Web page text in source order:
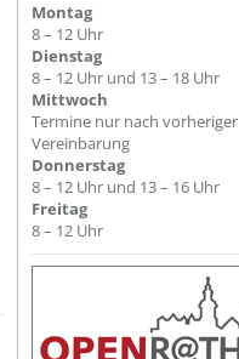
Montag
8 – 12 Uhr
Dienstag
8 – 12 Uhr und 13 – 18 Uhr
Mittwoch
Termine nur nach vorheriger
Vereinbarung
Donnerstag
8 – 12 Uhr und 13 – 16 Uhr
Freitag
8 – 12 Uhr